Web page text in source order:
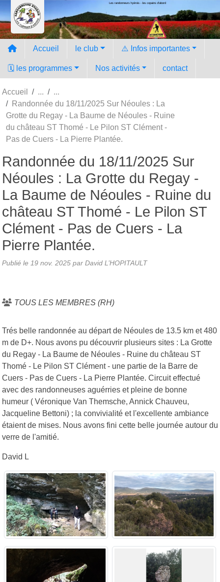
Les randonneurs hyèrois - les copains d'abord
Accueil le club ⚠️ Infos importantes
🗓️ les programmes Nos activités contact
Accueil
Randonnée du 18/11/2025 Sur Néoules : La
Grotte du Regay - La Baume de Néoules - Ruine
du château ST Thomé - Le Pilon ST Clément -
Pas de Cuers - La Pierre Plantée.
Randonnée du 18/11/2025 Sur
Néoules : La Grotte du Regay -
La Baume de Néoules - Ruine du
château ST Thomé - Le Pilon ST
Clément - Pas de Cuers - La
Pierre Plantée.
Publié le 19 nov. 2025 par David L’HOPITAULT
TOUS LES MEMBRES (RH)
Trés belle randonnée au départ de Néoules de 13.5 km et 480
m de D+. Nous avons pu découvrir plusieurs sites : La Grotte
du Regay - La Baume de Néoules - Ruine du château ST
Thomé - Le Pilon ST Clément - une partie de la Barre de
Cuers - Pas de Cuers - La Pierre Plantée. Circuit effectué
avec des randonneuses aguérries et pleine de bonne
humeur ( Véronique Van Themsche, Annick Chauveu,
Jacqueline Bettoni) ; la convivialité et l'excellente ambiance
étaient de mises. Nous avons fini cette belle journée autour du
verre de l'amitié.
David L
Panneau de gestion des cookies